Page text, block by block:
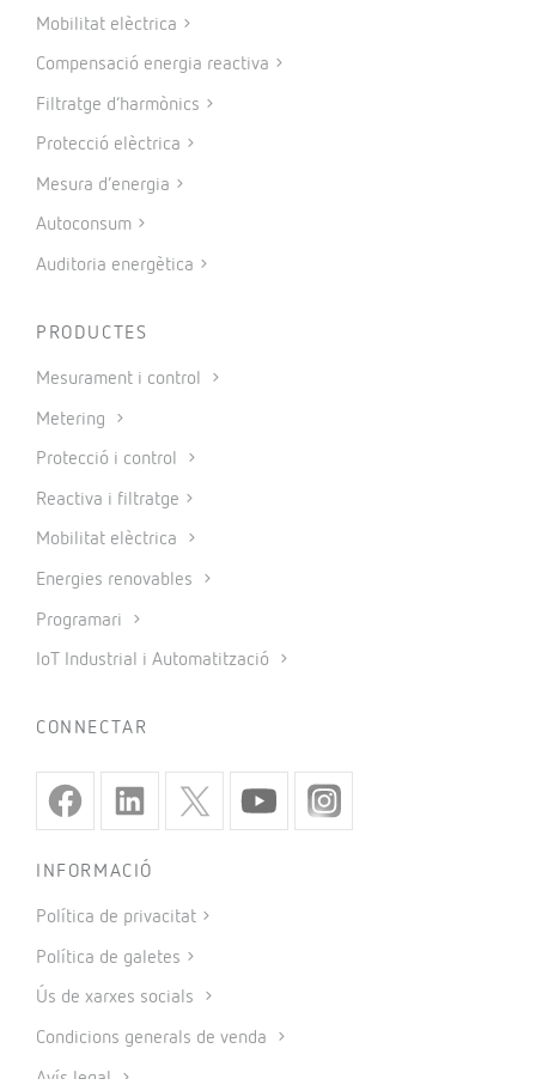
Mobilitat elèctrica
Compensació energia reactiva
Filtratge d’harmònics
Protecció elèctrica
Mesura d’energia
Autoconsum
Auditoria energètica
PRODUCTES
Mesurament i control
Metering
Protecció i control
Reactiva i filtratge
Mobilitat elèctrica
Energies renovables
Programari
IoT Industrial i Automatització
CONNECTAR
INFORMACIÓ
Política de privacitat
Política de galetes
Ús de xarxes socials
Condicions generals de venda
Avís legal